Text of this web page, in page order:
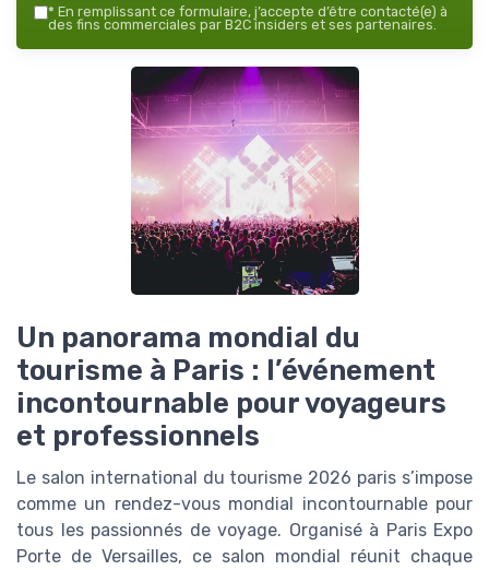
* En remplissant ce formulaire, j’accepte d’être contacté(e) à
des fins commerciales par B2C insiders et ses partenaires.
Un panorama mondial du
tourisme à Paris : l’événement
incontournable pour voyageurs
et professionnels
Le salon international du tourisme 2026 paris s’impose
comme un rendez-vous mondial incontournable pour
tous les passionnés de voyage. Organisé à Paris Expo
Porte de Versailles, ce salon mondial réunit chaque